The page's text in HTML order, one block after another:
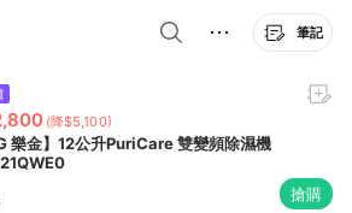
筆記
(降$5,100)
樂金】12公升PuriCare 雙變頻除濕機
搶購